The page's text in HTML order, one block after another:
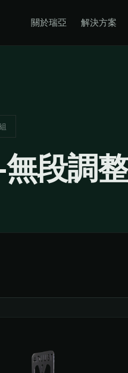
關於瑞亞 解決方案
段調